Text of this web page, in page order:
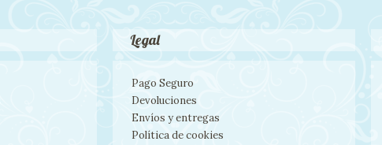
Legal
Pago Seguro
Devoluciones
Envíos y entregas
Política de cookies